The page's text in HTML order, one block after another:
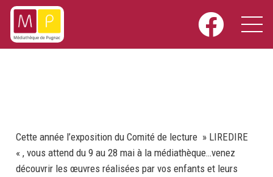
Cette année l’exposition du Comité de lecture » LIREDIRE
« , vous attend du 9 au 28 mai à la médiathèque…venez
découvrir les œuvres réalisées par vos enfants et leurs